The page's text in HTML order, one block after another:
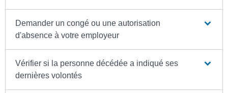
Demander un congé ou une autorisation
d'absence à votre employeur
Vérifier si la personne décédée a indiqué ses
dernières volontés